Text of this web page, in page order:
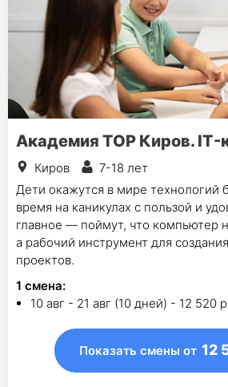
Академия TOP Киров. IT-
Киров
7-18 лет
Дети окажутся в мире технологий
время на каникулах с пользой и
главное — поймут, что компьютер
а рабочий инструмент для
проектов.
1 смена:
10 авг - 21 авг (10 дней) - 12 520
Показать смены от 12